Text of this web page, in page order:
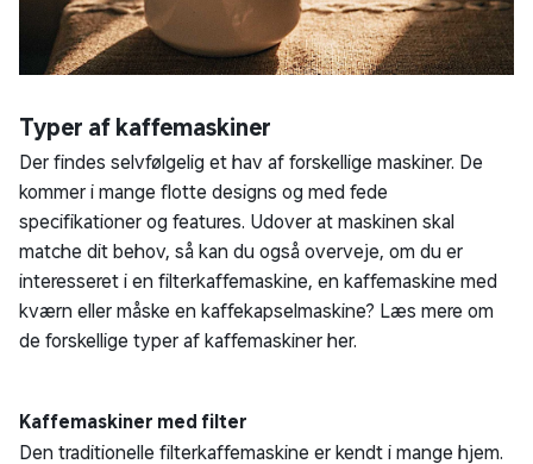
Typer af kaffemaskiner
Der findes selvfølgelig et hav af forskellige maskiner. De
kommer i mange flotte designs og med fede
specifikationer og features. Udover at maskinen skal
matche dit behov, så kan du også overveje, om du er
interesseret i en filterkaffemaskine, en kaffemaskine med
kværn eller måske en kaffekapselmaskine? Læs mere om
de forskellige typer af kaffemaskiner her.
Kaffemaskiner med filter
Den traditionelle filterkaffemaskine er kendt i mange hjem.